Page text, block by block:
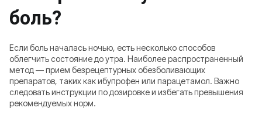
боль?
Если боль началась ночью, есть несколько способов
облегчить состояние до утра. Наиболее распространенный
метод — прием безрецептурных обезболивающих
препаратов, таких как ибупрофен или парацетамол. Важно
следовать инструкции по дозировке и избегать превышения
рекомендуемых норм.